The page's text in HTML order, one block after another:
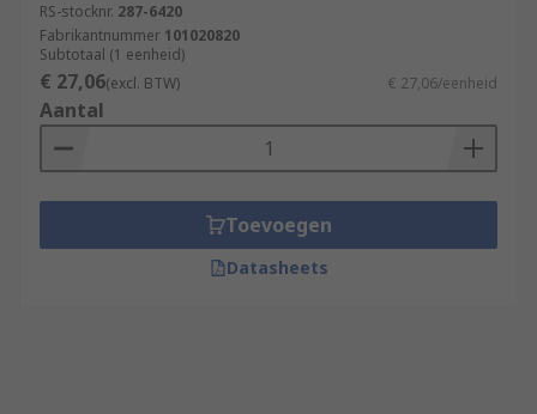
RS-stocknr. 287-6420
Fabrikantnummer 101020820
Subtotaal (1 eenheid)
€ 27,06(excl. BTW) € 27,06/eenheid
Aantal
Toevoegen
Datasheets